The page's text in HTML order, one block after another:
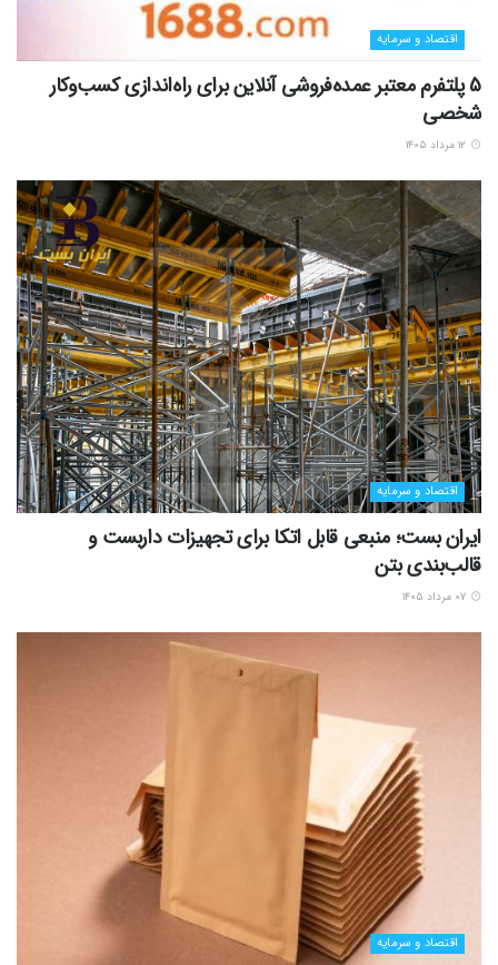
اقتصاد و سرمایه
5 پلتفرم معتبر عمده‌فروشی آنلاین برای راه‌اندازی کسب‌وکار
شخصی
اقتصاد و سرمایه
ایران بست؛ منبعی قابل اتکا برای تجهیزات داربست و
قالب‌بندی بتن
اقتصاد و سرمایه